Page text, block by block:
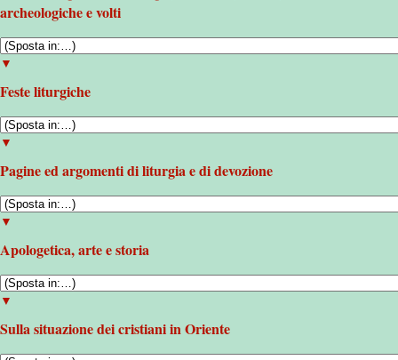
archeologiche e volti
▼
Feste liturgiche
▼
Pagine ed argomenti di liturgia e di devozione
▼
Apologetica, arte e storia
▼
Sulla situazione dei cristiani in Oriente